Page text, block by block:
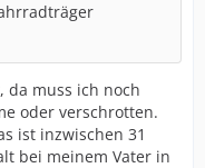
da muss ich noch
oder verschrotten.
ist inzwischen 31
bei meinem Vater in